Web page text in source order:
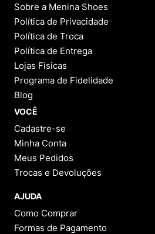
Sobre a Menina Shoes
Política de Privacidade
Política de Troca
Política de Entrega
Lojas Físicas
Programa de Fidelidade
Blog
VOCÊ
Cadastre-se
Minha Conta
Meus Pedidos
Trocas e Devoluções
AJUDA
Como Comprar
Formas de Pagamento